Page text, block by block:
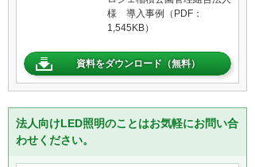
様 導入事例（PDF：
1,545KB）
資料をダウンロード（無料）
法人向けLED照明のことはお気軽にお問い合
わせください。